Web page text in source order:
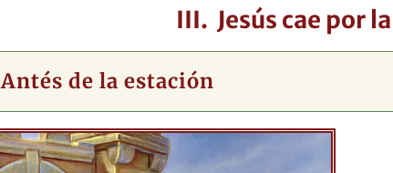
III. Jesús cae por
Antés de la estación